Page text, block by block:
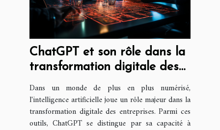
ChatGPT et son rôle dans la
transformation digitale des
Dans un monde de plus en plus numérisé,
l'intelligence artificielle joue un rôle majeur dans la
transformation digitale des entreprises. Parmi ces
outils, ChatGPT se distingue par sa capacité à